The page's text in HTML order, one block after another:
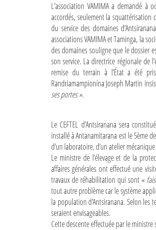
L’association VAMIMA a demandé
accordés, seulement la squattérisation
du service des domaines
associations VAMIMA et Taminga, la
des domaines souligne que le dossier
son service. La directrice régionale de
remise du terrain à l’État a été
Randriamampionina Joseph Martin
ses portes ».
Le CEFTEL d’Antsiranana sera
installé à Antanamitarana est le 5ème
d’un laboratoire, d’un atelier
Le ministre de l’élevage et de la
affaires générales ont effectué une
travaux de réhabilitation qui sont«
tout autre problème car le système
la population d’Antsiranana. Selon les
seraient envisageables.
Cette descente effectuée par le